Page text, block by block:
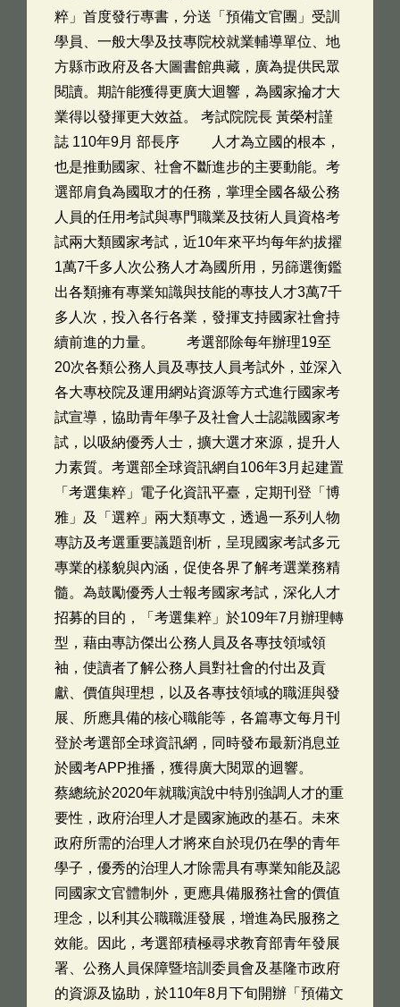
粹」首度發行專書，分送「預備文官團」受訓
學員、一般大學及技專院校就業輔導單位、地
方縣市政府及各大圖書館典藏，廣為提供民眾
閱讀。期許能獲得更廣大迴響，為國家掄才大
業得以發揮更大效益。 考試院院長 黃榮村謹
誌 110年9月 部長序 人才為立國的根本，
也是推動國家、社會不斷進步的主要動能。考
選部肩負為國取才的任務，掌理全國各級公務
人員的任用考試與專門職業及技術人員資格考
試兩大類國家考試，近10年來平均每年約拔擢
1萬7千多人次公務人才為國所用，另篩選衡鑑
出各類擁有專業知識與技能的專技人才3萬7千
多人次，投入各行各業，發揮支持國家社會持
續前進的力量。 考選部除每年辦理19至
20次各類公務人員及專技人員考試外，並深入
各大專校院及運用網站資源等方式進行國家考
試宣導，協助青年學子及社會人士認識國家考
試，以吸納優秀人士，擴大選才來源，提升人
力素質。考選部全球資訊網自106年3月起建置
「考選集粹」電子化資訊平臺，定期刊登「博
雅」及「選粹」兩大類專文，透過一系列人物
專訪及考選重要議題剖析，呈現國家考試多元
專業的樣貌與內涵，促使各界了解考選業務精
髓。為鼓勵優秀人士報考國家考試，深化人才
招募的目的，「考選集粹」於109年7月辦理轉
型，藉由專訪傑出公務人員及各專技領域領
袖，使讀者了解公務人員對社會的付出及貢
獻、價值與理想，以及各專技領域的職涯與發
展、所應具備的核心職能等，各篇專文每月刊
登於考選部全球資訊網，同時發布最新消息並
於國考APP推播，獲得廣大閱眾的迴響。
蔡總統於2020年就職演說中特別強調人才的重
要性，政府治理人才是國家施政的基石。未來
政府所需的治理人才將來自於現仍在學的青年
學子，優秀的治理人才除需具有專業知能及認
同國家文官體制外，更應具備服務社會的價值
理念，以利其公職職涯發展，增進為民服務之
效能。因此，考選部積極尋求教育部青年發展
署、公務人員保障暨培訓委員會及基隆市政府
的資源及協助，於110年8月下旬開辦「預備文